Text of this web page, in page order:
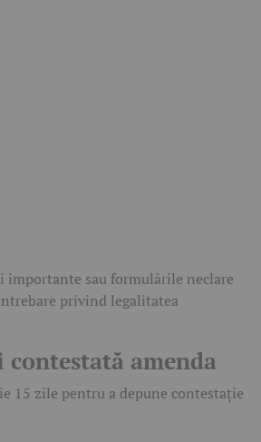
sau formulările neclare
privind legalitatea
contestată amenda
15 zile pentru a depune contestație